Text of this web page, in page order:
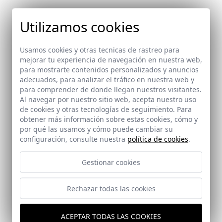
María José Ferreira Fito
Proveedores
Mobiliario: Casual, Vondom
Iluminación: Aromas del campo, Faro BCN, Mister Wils
Acabados: Cerámica Vives, Coordonné
Carpintería: Madera y Vidrio + Calvente
Documentos
Utilizamos cookies
Usamos cookies y otras tecnicas de rastreo para
mejorar tu experiencia de navegación en nuestra web,
para mostrarte contenidos personalizados y anuncios
adecuados, para analizar el tráfico en nuestra web y
para comprender de donde llegan nuestros visitantes.
Al navegar por nuestro sitio web, acepta nuestro uso
de cookies y otras tecnologías de seguimiento. Para
obtener más información sobre estas cookies, cómo y
por qué las usamos y cómo puede cambiar su
configuración, consulte nuestra política de cookies.
Gestionar cookies
Rechazar todas las cookies
ACEPTAR TODAS LAS COOKIES